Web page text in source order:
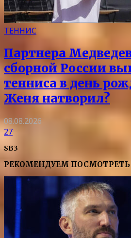
ТЕННИС
Партнера
сборной России
тенниса в день
Женя натворил?
08.08.2026
27
SB3
РЕКОМЕНДУЕМ ПОСМОТРЕТЬ